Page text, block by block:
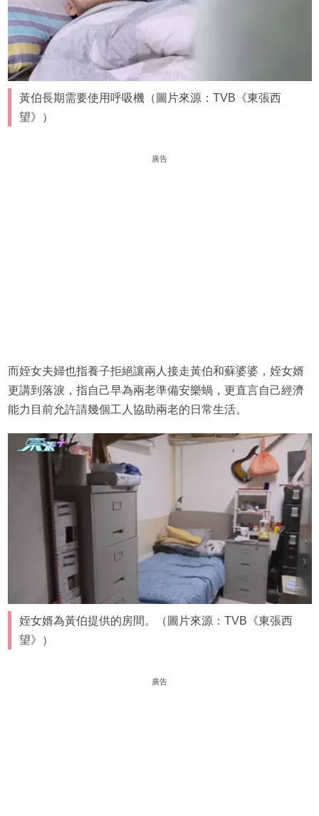
黃伯長期需要使用呼吸機（圖片來源：TVB《東張西
望》）
廣告
而姪女夫婦也指養子拒絕讓兩人接走黃伯和蘇婆婆，姪女婿
更講到落淚，指自己早為兩老準備安樂蝸，更直言自己經濟
能力目前允許請幾個工人協助兩老的日常生活。
姪女婿為黃伯提供的房間。（圖片來源：TVB《東張西
望》）
廣告